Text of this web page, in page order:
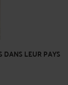
DANS LEUR PAYS